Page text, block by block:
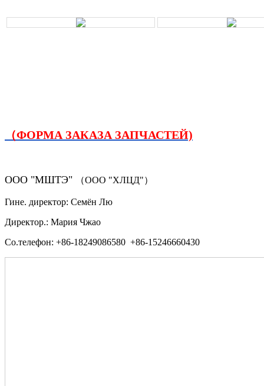
（ФОРМА ЗАКАЗА ЗАПЧАСТЕЙ)
ООО "МШТЭ" （ООО "ХЛЦД"）
Гине. директор: Семён Лю
Директор.: Мария Чжао
Со.телефон: +86-18249086580 +86-15246660430